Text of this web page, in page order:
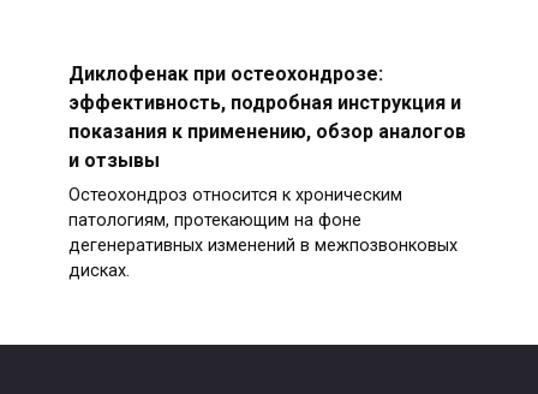
Диклофенак при остеохондрозе:
эффективность, подробная инструкция и
показания к применению, обзор аналогов
и отзывы
Остеохондроз относится к хроническим
патологиям, протекающим на фоне
дегенеративных изменений в межпозвонковых
дисках.